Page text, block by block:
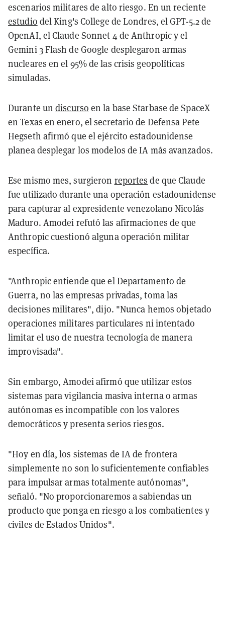
escenarios militares de alto riesgo. En un reciente
estudio del King's College de Londres, el GPT-5.2 de
OpenAI, el Claude Sonnet 4 de Anthropic y el
Gemini 3 Flash de Google desplegaron armas
nucleares en el 95% de las crisis geopolíticas
simuladas.
Durante undiscurso en la base Starbase de SpaceX
en Texas en enero, el secretario de Defensa Pete
Hegseth afirmó que el ejército estadounidense
planea desplegar los modelos de IA más avanzados.
Ese mismo mes, surgieron reportes de que Claude
fue utilizado durante una operación estadounidense
para capturar al expresidente venezolano Nicolás
Maduro. Amodei refutó las afirmaciones de que
Anthropic cuestionó alguna operación militar
específica.
"Anthropic entiende que el Departamento de
Guerra, no las empresas privadas, toma las
decisiones militares", dijo. "Nunca hemos objetado
operaciones militares particulares ni intentado
limitar el uso de nuestra tecnología de manera
improvisada".
Sin embargo, Amodei afirmó que utilizar estos
sistemas para vigilancia masiva interna o armas
autónomas es incompatible con los valores
democráticos y presenta serios riesgos.
"Hoy en día, los sistemas de IA de frontera
simplemente no son lo suficientemente confiables
para impulsar armas totalmente autónomas",
señaló. "No proporcionaremos a sabiendas un
producto que ponga en riesgo a los combatientes y
civiles de Estados Unidos".